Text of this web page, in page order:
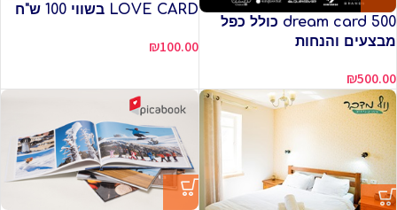
dream card 500 כולל כפל
מבצעים והנחות
₪500.00
LOVE CARD בשווי 100 ש"ח
₪100.00